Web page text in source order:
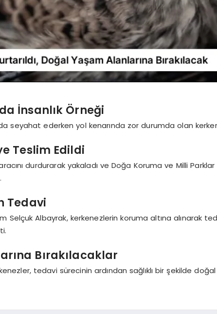
İnsanlık Örneği
seyahat ederken yol kenarında zor durumda olan
Teslim Edildi
durdurarak yakaladı ve Doğa Koruma ve Milli Parklar
Tedavi
Selçuk Albayrak, kerkenezlerin koruma altına alınarak
Bırakılacaklar
tedavi sürecinin ardından sağlıklı bir şekilde